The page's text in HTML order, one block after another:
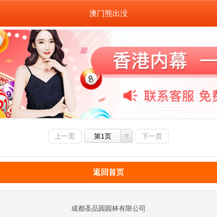
澳门熊出没
上一页 第1页 下一页
返回首页
成都圣品园园林有限公司